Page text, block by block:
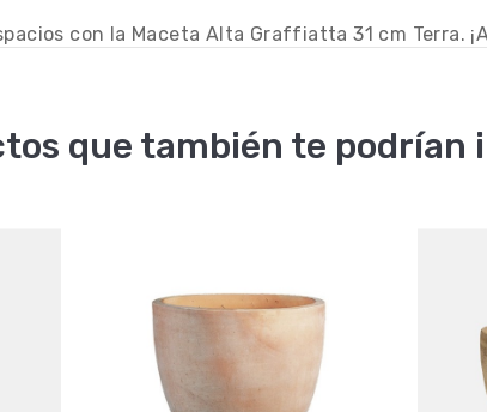
con la Maceta Alta Graffiatta 31 cm Terra.
que también te podrían